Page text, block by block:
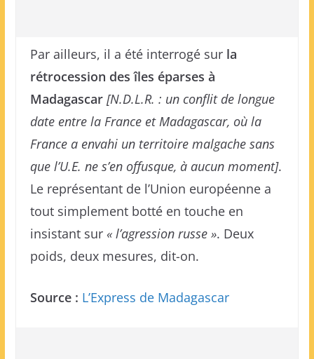
Par ailleurs, il a été interrogé sur la
rétrocession des îles éparses à
Madagascar [N.D.L.R. : un conflit de longue
date entre la France et Madagascar, où la
France a envahi un territoire malgache sans
que l’U.E. ne s’en offusque, à aucun moment].
Le représentant de l’Union européenne a
tout simplement botté en touche en
insistant sur « l’agression russe ». Deux
poids, deux mesures, dit-on.
Source : L’Express de Madagascar